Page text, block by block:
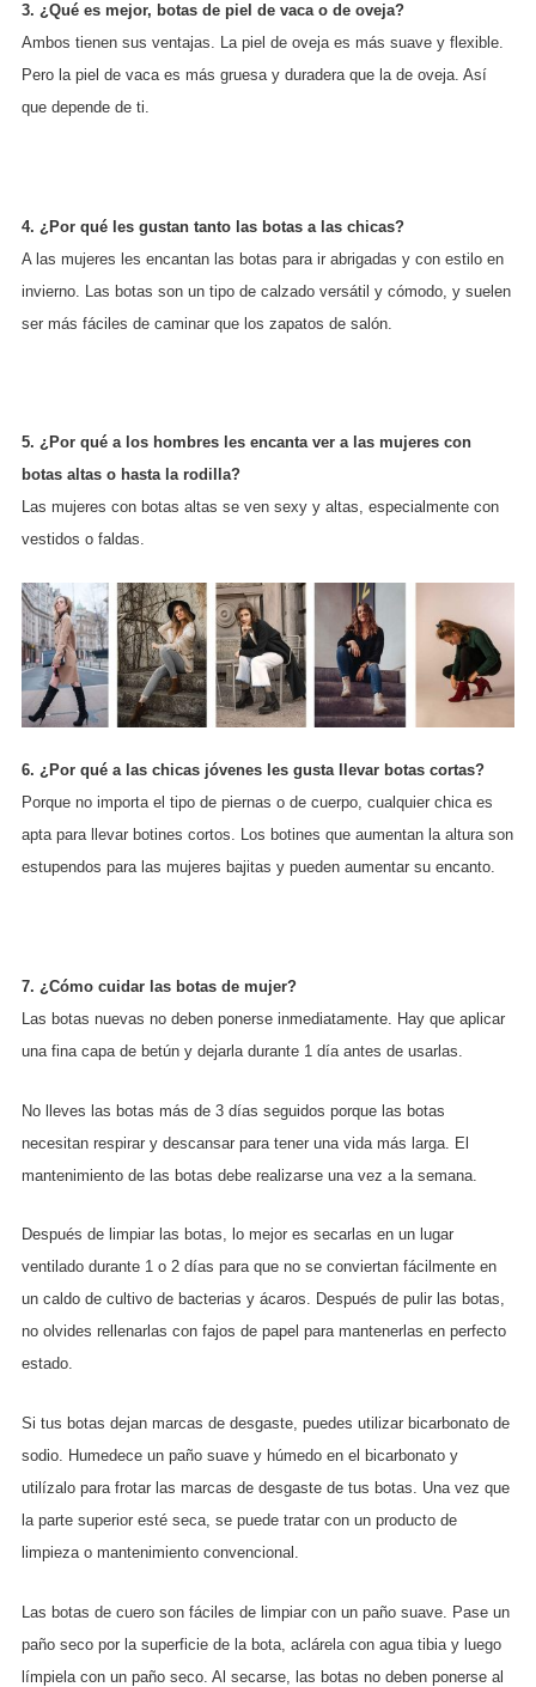
3. ¿Qué es mejor, botas de piel de vaca o de oveja?
Ambos tienen sus ventajas. La piel de oveja es más suave y flexible.
Pero la piel de vaca es más gruesa y duradera que la de oveja. Así
que depende de ti.
4. ¿Por qué les gustan tanto las botas a las chicas?
A las mujeres les encantan las botas para ir abrigadas y con estilo en
invierno. Las botas son un tipo de calzado versátil y cómodo, y suelen
ser más fáciles de caminar que los zapatos de salón.
5. ¿Por qué a los hombres les encanta ver a las mujeres con
botas altas o hasta la rodilla?
Las mujeres con botas altas se ven sexy y altas, especialmente con
vestidos o faldas.
6. ¿Por qué a las chicas jóvenes les gusta llevar botas cortas?
Porque no importa el tipo de piernas o de cuerpo, cualquier chica es
apta para llevar botines cortos. Los botines que aumentan la altura son
estupendos para las mujeres bajitas y pueden aumentar su encanto.
7. ¿Cómo cuidar las botas de mujer?
Las botas nuevas no deben ponerse inmediatamente. Hay que aplicar
una fina capa de betún y dejarla durante 1 día antes de usarlas.
No lleves las botas más de 3 días seguidos porque las botas
necesitan respirar y descansar para tener una vida más larga. El
mantenimiento de las botas debe realizarse una vez a la semana.
Después de limpiar las botas, lo mejor es secarlas en un lugar
ventilado durante 1 o 2 días para que no se conviertan fácilmente en
un caldo de cultivo de bacterias y ácaros. Después de pulir las botas,
no olvides rellenarlas con fajos de papel para mantenerlas en perfecto
estado.
Si tus botas dejan marcas de desgaste, puedes utilizar bicarbonato de
sodio. Humedece un paño suave y húmedo en el bicarbonato y
utilízalo para frotar las marcas de desgaste de tus botas. Una vez que
la parte superior esté seca, se puede tratar con un producto de
limpieza o mantenimiento convencional.
Las botas de cuero son fáciles de limpiar con un paño suave. Pase un
paño seco por la superficie de la bota, aclárela con agua tibia y luego
límpiela con un paño seco. Al secarse, las botas no deben ponerse al